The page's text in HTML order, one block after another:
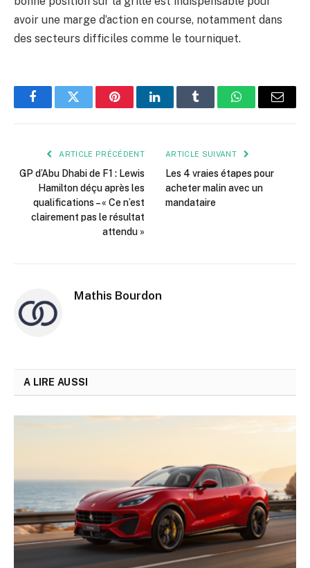
avoir une marge d’action en course, notamment dans
des secteurs difficiles comme le tourniquet.
FacebookTwitter PinterestLinkedInTumblr WhatsApp
E-
ARTICLE PRÉCÉDENT
GP d’Abu Dhabi de F1 : Lewis
Hamilton déçu après les
qualifications – « Ce n’est
clairement pas le résultat
attendu »
ARTICLE SUIVANT
Les 4 vraies étapes pour
acheter malin avec un
mandataire
Mathis Bourdon
A LIRE AUSSI